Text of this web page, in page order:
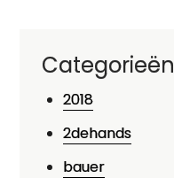
Categorieën
2018
2dehands
bauer